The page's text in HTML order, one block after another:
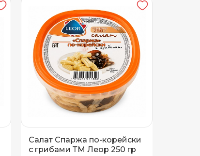
Салат Спаржа по-корейски
с грибами ТМ Леор 250 гр